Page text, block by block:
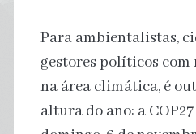
Para ambientalistas,
gestores políticos
na área climática, é
altura do ano: a